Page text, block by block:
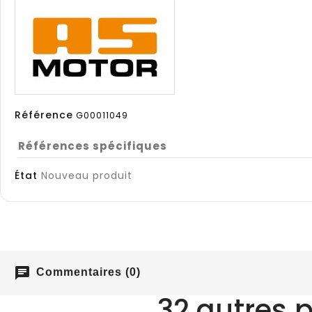
Référence G00011049
Références spécifiques
État Nouveau produit
chat Commentaires (0)